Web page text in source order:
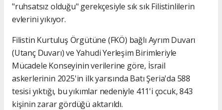
"ruhsatsız olduğu" gerekçesiyle sık sık Filistinlilerin
evlerini yıkıyor.
Filistin Kurtuluş Örgütüne (FKÖ) bağlı Ayrım Duvarı
(Utanç Duvarı) ve Yahudi Yerleşim Birimleriyle
Mücadele Konseyinin verilerine göre, İsrail
askerlerinin 2025'in ilk yarısında Batı Şeria'da 588
tesisi yıktığı, bu yıkımlar nedeniyle 411'i çocuk, 843
kişinin zarar gördüğü aktarıldı.